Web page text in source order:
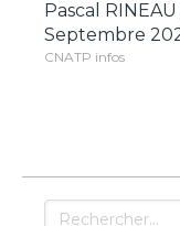
Pascal
Septembre
CNATP infos
Rechercher